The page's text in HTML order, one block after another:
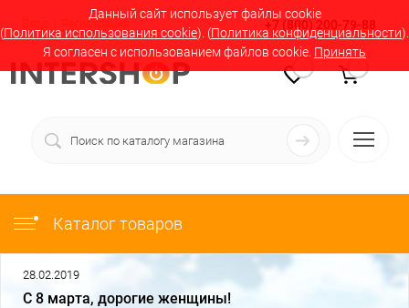
Данный сайт использует файлы cookie
(Политика использования cookie). (Политика конфиденциальности).
Я согласен с использованием файлов cookie. Принять
Вход Регистрация +7 (800) 200-79-88
Каталог товаров
28.02.2019
С 8 марта, дорогие женщины!